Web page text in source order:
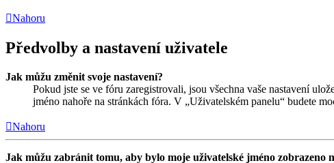
Nahoru
Předvolby a nastavení uživatele
Jak můžu změnit svoje nastavení?
Pokud jste se ve fóru zaregistrovali, jsou všechna vaše nastavení
jméno nahoře na stránkách fóra. V „Uživatelském panelu“ budete
Nahoru
Jak můžu zabránit tomu, aby bylo moje uživatelské jméno zobrazeno